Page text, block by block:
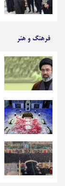
فرهنگ و هنر